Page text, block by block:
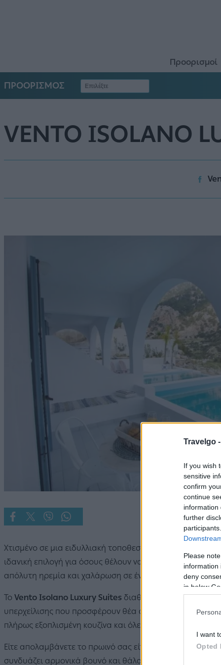
Travelgo -
If you wish
sensitive
confirm
continue
information
further
Please
information
deny
in below
I want
Opted
Προορισμοί
ΠΡΟΟΡΙΣΜΟΣ
VENTO ISOLANO
Χτισμένο σε μια ειδυλλιακή τοποθεσία κοντά στην Κυρά
ιδανική επιλογή για όσους θέλουν να συνδυάσουν
απόλυτη ηρεμία και χαλάρωση σε ένα κομψό
Το Vento Isolano Luxury Suites διαθέτει διαμερίσματα
υπερχείλισης που προσφέρουν θέα στη θάλασσα και το
πλήρως εξοπλισμένη κουζίνα και όλες τις ανέσεις για μια
Είτε απολαμβάνετε το πρωινό σας είτε ένα ποτήρι
συνδυάζει αρμονικά βουνό και θάλασσα και η θέα στο